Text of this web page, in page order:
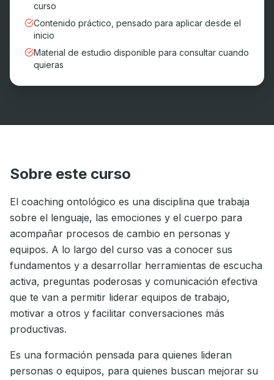
curso
Contenido práctico, pensado para aplicar desde el
inicio
Material de estudio disponible para consultar cuando
quieras
Sobre este curso
El coaching ontológico es una disciplina que trabaja
sobre el lenguaje, las emociones y el cuerpo para
acompañar procesos de cambio en personas y
equipos. A lo largo del curso vas a conocer sus
fundamentos y a desarrollar herramientas de escucha
activa, preguntas poderosas y comunicación efectiva
que te van a permitir liderar equipos de trabajo,
motivar a otros y facilitar conversaciones más
productivas.
Es una formación pensada para quienes lideran
personas o equipos, para quienes buscan mejorar su